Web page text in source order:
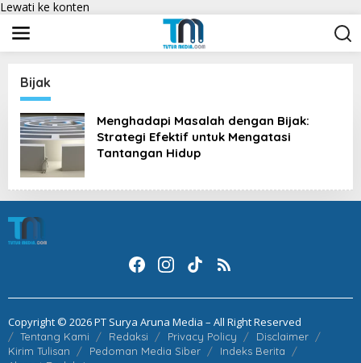
Lewati ke konten
Bijak
Menghadapi Masalah dengan Bijak:
Strategi Efektif untuk Mengatasi
Tantangan Hidup
Copyright © 2026 PT Surya Aruna Media – All Right Reserved
Tentang Kami Redaksi Privacy Policy
Disclaimer
Kirim Tulisan
Pedoman Media Siber
Indeks Berita